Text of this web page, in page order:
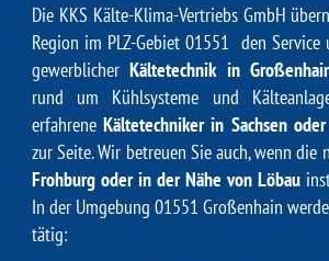
Die KKS Kälte-Klima-Vertriebs GmbH
Region im PLZ-Gebiet 01551 den Service
gewerblicherKältetechnik in
rund um Kühlsysteme und
erfahreneKältetechniker in Sachsen
zur Seite. Wir betreuen Sie auch, wenn die
Frohburg oder in der Nähe von Löbau
In der Umgebung 01551 Großenhain
tätig: